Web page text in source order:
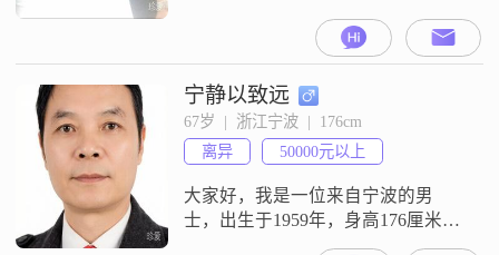
在宁波有着稳定的工作，月收入在
8001到12000元之间。虽然我的学历
是高中及以下，但我一直保持着积
极向上的态度，努力工作，不断提
升自己。我觉得自己是个幽默风趣
的人，喜欢在生活中找乐趣，也愿
意把快乐分享给身边的人。同时，
我也是一个自信果断的人，在面对
困
宁静以致远
67岁  |  浙江宁波  |  176cm
离异
50000元以上
大家好，我是一位来自宁波的男
士，出生于1959年，身高176厘米
##3002##我在工作中表现出色，目